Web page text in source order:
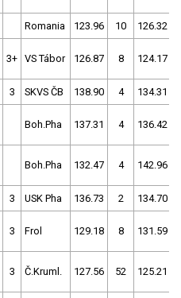
Romania 123.96 10 126.32
3+ VS Tábor 126.87 8 124.17
3 SKVS ČB 138.90 4 134.31
Boh.Pha 137.31 4 136.42
Boh.Pha 132.47 4 142.96
3 USK Pha 136.73 2 134.70
3 Frol 129.18 8 131.59
3 Č.Kruml. 127.56 52 125.21